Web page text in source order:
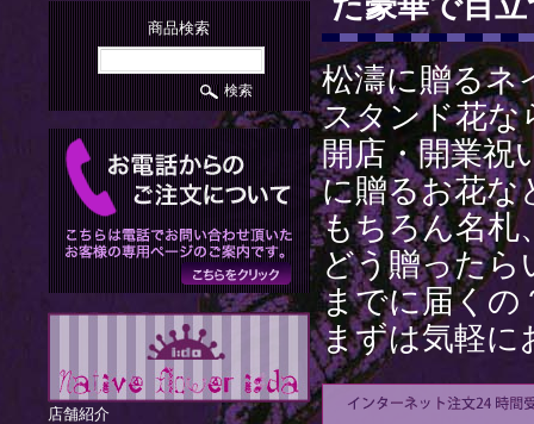
松濤に贈るネ
スタンド花な
開店・開業祝
に贈るお花な
もちろん名札
どう贈った
までに届くの
まずは気軽に
商品検索
店舗紹介